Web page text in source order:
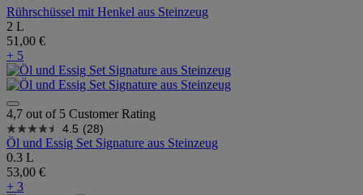
Rührschüssel mit Henkel aus Steinzeug
2 L
51,00 €
+ 5
4,7 out of 5 Customer Rating
4.5 (28)
Öl und Essig Set Signature aus Steinzeug
0.3 L
53,00 €
+ 3